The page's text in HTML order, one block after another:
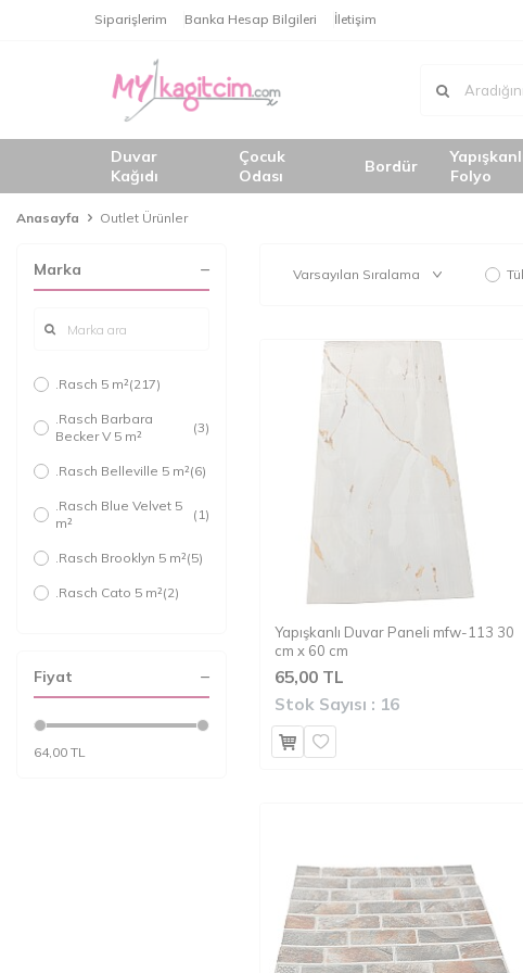
Siparişlerim Banka Hesap Bilgileri İletişim
Duvar
Kağıdı
Çocuk
Odası
Bordür
Folyo
Anasayfa Outlet Ürünler
Marka
.Rasch 5 m²(217)
.Rasch Barbara
Becker V 5 m²
(3)
.Rasch Belleville 5 m²(6)
.Rasch Blue Velvet 5
m²
(1)
.Rasch Brooklyn 5 m²(5)
.Rasch Cato 5 m²(2)
m²
.Rasch Gamze
Fiyat
64,00 TL
Yapışkanlı Duvar Paneli mfw-113 30
cm x 60 cm
65,00 TL
Stok Sayısı : 16